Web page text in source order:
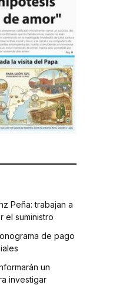
Peña: trabajan a
el suministro
de pago
un
investigar